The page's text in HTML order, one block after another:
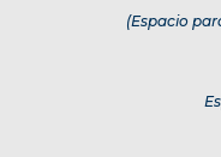
(Espacio